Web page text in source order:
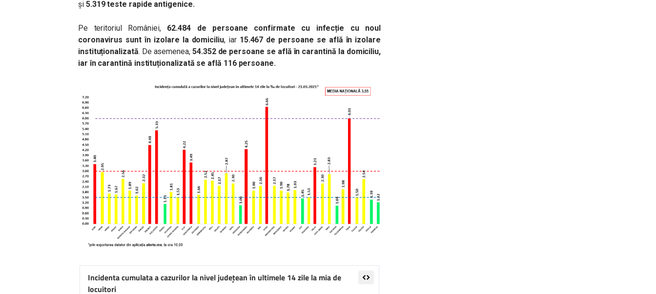
și 5.319 teste rapide antigenice.
Pe teritoriul României, 62.484 de persoane confirmate cu infecție cu noul
coronavirus sunt în izolare la domiciliu, iar 15.467 de persoane se află în izolare
instituționalizată. De asemenea, 54.352 de persoane se află în carantină la domiciliu,
iar în carantină instituționalizată se află 116 persoane.